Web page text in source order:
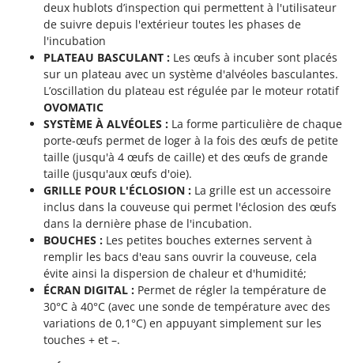
Pulvérisateurs
Pulvérisateurs portés
Rafraîchisseurs d'air par évaporation
Rampes de chargement en aluminium
Râpes à fromage électriques
Râteaux pour tracteur
Remplisseuses
Robots nettoyeurs de piscine
Robots Tondeuses
Rogneuses de souches
Rouleaux pour tracteur
Scies à os
Scies à Ruban
Scies alternatives à batterie
GRIFO
GVS
GYS
Hailo
Helvi
Henx
HiKOKI
Honda
Idromatic
Il-Tec
Imperia
Infaco
Intec
deux hublots d’inspection qui permettent à l'utilisateur
de suivre depuis l'extérieur toutes les phases de
l'incubation
PLATEAU BASCULANT : Les œufs à incuber sont placés
sur un plateau avec un système d'alvéoles basculantes.
L’oscillation du plateau est régulée par le moteur rotatif
OVOMATIC
SYSTÈME À ALVÉOLES : La forme particulière de chaque
porte-œufs permet de loger à la fois des œufs de petite
taille (jusqu'à 4 œufs de caille) et des œufs de grande
taille (jusqu'aux œufs d'oie).
GRILLE POUR L'ÉCLOSION : La grille est un accessoire
inclus dans la couveuse qui permet l'éclosion des œufs
dans la dernière phase de l'incubation.
BOUCHES : Les petites bouches externes servent à
remplir les bacs d'eau sans ouvrir la couveuse, cela
évite ainsi la dispersion de chaleur et d'humidité;
ÉCRAN DIGITAL : Permet de régler la température de
30°C à 40°C (avec une sonde de température avec des
variations de 0,1°C) en appuyant simplement sur les
touches + et –.